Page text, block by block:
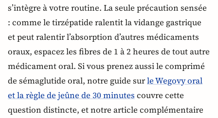
s’intègre à votre routine. La seule précaution sensée
: comme le tirzépatide ralentit la vidange gastrique
et peut ralentir l’absorption d’autres médicaments
oraux, espacez les fibres de 1 à 2 heures de tout autre
médicament oral. Si vous prenez aussi le comprimé
de sémaglutide oral, notre guide surle Wegovy oral
et la règle de jeûne de 30 minutes couvre cette
question distincte, et notre article complémentaire